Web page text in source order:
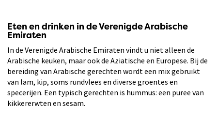
Eten en drinken in de Verenigde Arabische
Emiraten
In de Verenigde Arabische Emiraten vindt u niet alleen de
Arabische keuken, maar ook de Aziatische en Europese. Bij de
bereiding van Arabische gerechten wordt een mix gebruikt
van lam, kip, soms rundvlees en diverse groentes en
specerijen. Een typisch gerechten is hummus: een puree van
kikkererwten en sesam.